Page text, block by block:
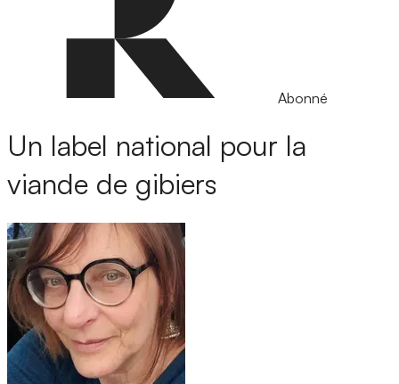
Abonné
Un label national pour la
viande de gibiers